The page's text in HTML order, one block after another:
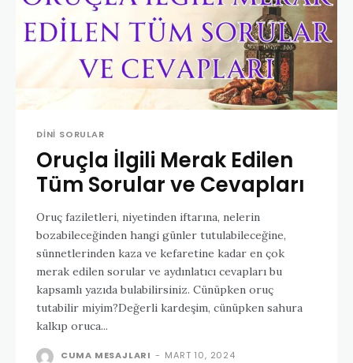
DINI SORULAR
Oruçla İlgili Merak Edilen
Tüm Sorular ve Cevapları
Oruç faziletleri, niyetinden iftarına, nelerin
bozabileceğinden hangi günler tutulabileceğine,
sünnetlerinden kaza ve kefaretine kadar en çok
merak edilen sorular ve aydınlatıcı cevapları bu
kapsamlı yazıda bulabilirsiniz. Cünüpken oruç
tutabilir miyim?Değerli kardeşim, cünüpken sahura
kalkıp oruca...
CUMA MESAJLARI - MART 10, 2024